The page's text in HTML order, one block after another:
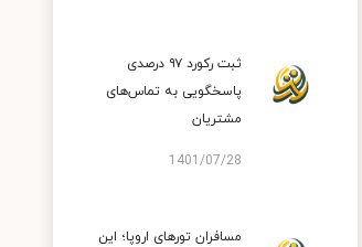
ثبت رکورد ۹۷ درصدی
پاسخگویی به تماس‌های
مشتریان
1401/07/28
مسافران تورهای اروپا؛ این